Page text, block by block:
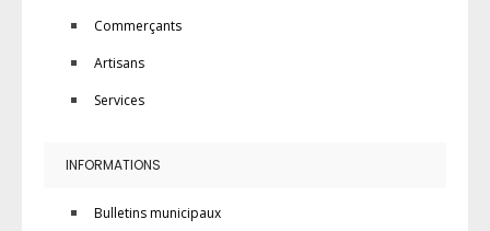
Commerçants
Artisans
Services
INFORMATIONS
Bulletins municipaux